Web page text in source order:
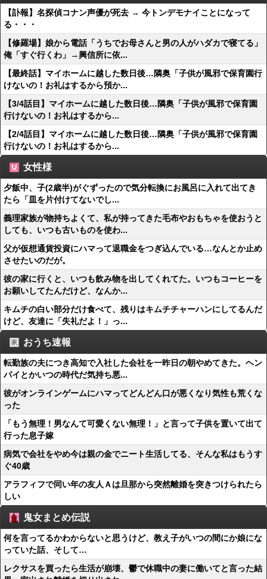
【訃報】名探偵コナン声優が死去 → 今トンデモナイことになって
る・・・
【修羅場】娘から電話「うちでお母さんと男の人がハダカで寝てる」
俺「すぐ行くわ」→興信所に依...
【最終話】マイホームに越した数日後…隣奥「子供が風邪で保育園行
けないの！お礼はするから預か...
【3/4話目】マイホームに越した数日後…隣奥「子供が風邪で保育園
行けないの！お礼はするから...
【2/4話目】マイホームに越した数日後…隣奥「子供が風邪で保育園
行けないの！お礼はするから...
女性様
夕飯中、子(2歳半)がぐずったので気分転換にお風呂に入れて出てき
たら「皿を片付けてないでし...
義理家族が物持ちよくて、私が持ってきた毛布やおもちゃを使おうと
しても、いつも古いものを使わ...
父が仮想通貨投資にハマって退職金をつぎ込んでいる…なんとか止め
させたいのだが。
彼の家に行くと、いつも飲み物を出してくれてた。いつもコーヒーを
お願いしてたんだけど、なんか...
キムチの白い部分だけ食べて、残りはキムチチャーハンにしてるんだ
けど、友達に「失礼だよ！」っ...
おうち速報
転勤族の夫につき高知で入社した会社を一昨日の朝やめてきた。ヘン
パイとかいつの時代だ気持ち悪...
彼がオンラインゲームにハマってどんどん口が悪くなり気性も荒くな
った
「もう無理！男なんて可愛くない無理！」と言って子供を置いて出て
行った息子嫁
病気で会社をやめ今は親の金でニート生活してる、そんな私はもうす
ぐ40歳
アラフィフで同い年の友人Ａは旦那から突然離婚を突きつけられたら
しい
鬼女まとめ伝説
何を言ってるかわからないと思うけど、教え子がいつの間にか娘にな
っていた話、そして…
レクサスを買ったら生活が崩壊、鬱で休職中の妻に働いてと言った結